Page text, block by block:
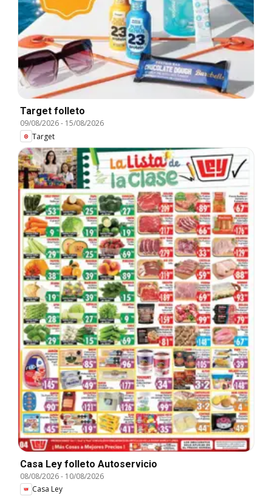
Target folleto
09/08/2026- 15/08/2026
Target
Casa Ley folleto Autoservicio
08/08/2026- 10/08/2026
Casa Ley